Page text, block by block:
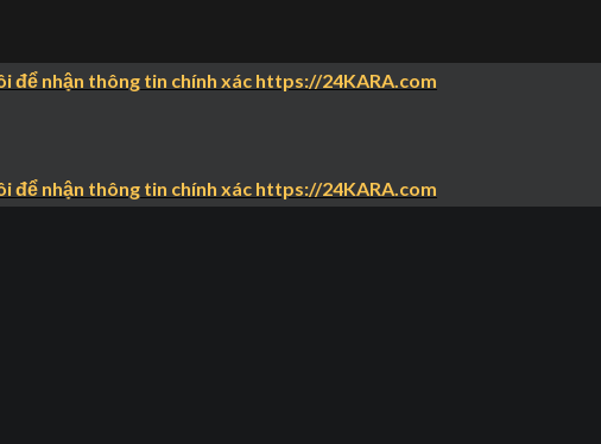
để nhận thông tin chính xác https://24KARA.com
để nhận thông tin chính xác https://24KARA.com